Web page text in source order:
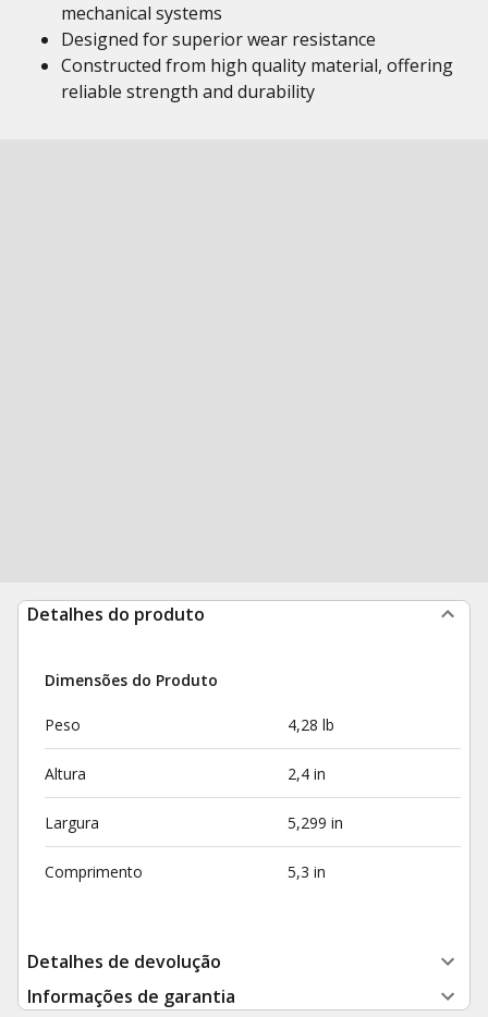
mechanical systems
Designed for superior wear resistance
Constructed from high quality material, offering
reliable strength and durability
Detalhes do produto
Dimensões do Produto
Peso 4,28 lb
Altura 2,4 in
Largura 5,299 in
Comprimento 5,3 in
Detalhes de devolução
Informações de garantia